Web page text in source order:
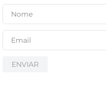
ENVIAR
papel higiênico